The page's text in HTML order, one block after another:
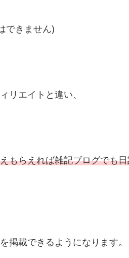
できません)
リエイトと違い、
もらえれば雑記ブログでも
掲載できるようになります。